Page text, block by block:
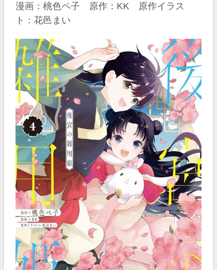
漫画：桃色ペ子 原作：KK 原作イラス
ト：花邑まい